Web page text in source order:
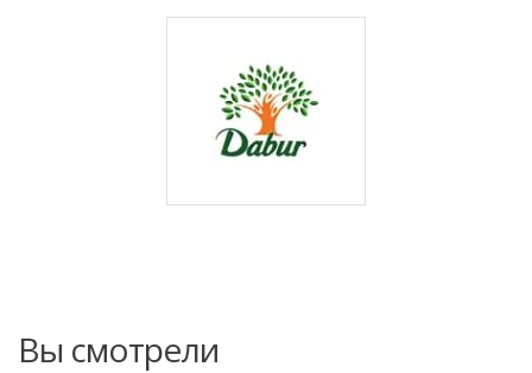
Вы смотрели